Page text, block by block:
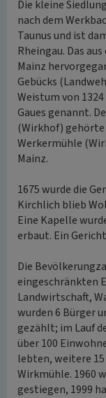
Die kleine
nach dem
Taunus und ist
Rheingau. Das
Mainz
Gebücks
Weistum von
Gaues genannt.
(Wirkhof) gehörte
Werkermühle
Mainz.
1675 wurde die
Kirchlich blieb
Eine Kapelle
erbaut. Ein
Die
eingeschränkten
Landwirtschaft,
wurden 6 Bürger
gezählt; im Lauf
über 100
lebten, weitere
Wirkmühle. 1960
gestiegen, 1999